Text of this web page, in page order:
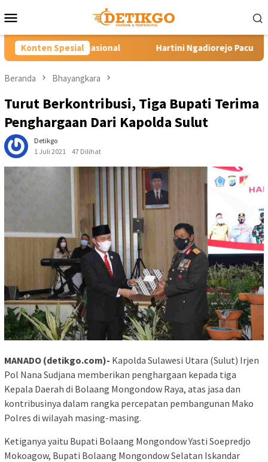
ke
Mobile
Konten Spesial
Hartini Ngadiorejo Pacu Transformasi SMKN 1
Beranda Bhayangkara
Turut Berkontribusi, Tiga Bupati Terima
Penghargaan Dari Kapolda Sulut
Detikgo
1 Juli 2021
47 Dilihat
MANADO (detikgo.com)- Kapolda Sulawesi Utara (Sulut) Irjen
Pol Nana Sudjana memberikan penghargaan kepada tiga
Kepala Daerah di Bolaang Mongondow Raya, atas jasa dan
kontribusinya dalam rangka percepatan pembangunan Mako
Polres di wilayah masing-masing.
Ketiganya yaitu Bupati Bolaang Mongondow Yasti Soepredjo
Mokoagow, Bupati Bolaang Mongondow Selatan Iskandar